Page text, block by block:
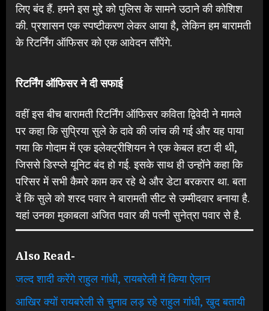
लिए बंद हैं. हमने इस मुद्दे को पुलिस के सामने उठाने की कोशिश
की. प्रशासन एक स्पष्टीकरण लेकर आया है, लेकिन हम बारामती
के रिटर्निंग ऑफिसर को एक आवेदन सौंपेंगे.
रिटर्निंग ऑफिसर ने दी सफाई
वहीं इस बीच बारामती रिटर्निंग ऑफिसर कविता द्विवेदी ने मामले
पर कहा कि सुप्रिया सुले के दावे की जांच की गई और यह पाया
गया कि गोदाम में एक इलेक्ट्रीशियन ने एक केबल हटा दी थी,
जिससे डिस्प्ले यूनिट बंद हो गई. इसके साथ ही उन्होंने कहा कि
परिसर में सभी कैमरे काम कर रहे थे और डेटा बरकरार था. बता
दें कि सुले को शरद पवार ने बारामती सीट से उम्मीदवार बनाया है.
यहां उनका मुकाबला अजित पवार की पत्नी सुनेत्रा पवार से है.
Also Read-
जल्द शादी करेंगे राहुल गांधी, रायबरेली में किया ऐलान
आखिर क्यों रायबरेली से चुनाव लड़ रहे राहुल गांधी, खुद बतायी